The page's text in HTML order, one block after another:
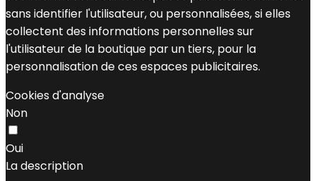
sans identifier l'utilisateur, ou personnalisées, si elles
collectent des informations personnelles sur
l'utilisateur de la boutique par un tiers, pour la
personnalisation de ces espaces publicitaires.
Cookies d'analyse
Non
Oui
La description